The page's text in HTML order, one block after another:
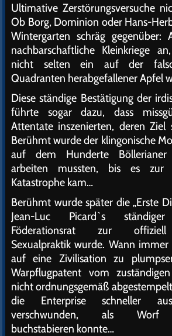
Ultimative Zerstörungsversuche
Ob Borg, Dominion oder Hans-
Wintergarten schräg gegenüber:
nachbarschaftliche Kleinkriege
nicht selten ein auf der
Quadranten herabgefallener Apfel
Diese ständige Bestätigung der
führte sogar dazu, dass
Attentate inszenierten, deren Ziel
Berühmt wurde der klingonische
auf dem Hunderte
arbeiten mussten, bis es zur
Katastrophe kam…
Berühmt wurde später die „Erste
Jean-Luc Picard`s
Föderationsrat zur offiziell
Sexualpraktik wurde. Wann
auf eine Zivilisation zu
Warpflugpatent vom
nicht ordnungsgemäß
die Enterprise schneller
verschwunden, als Worf
buchstabieren konnte…